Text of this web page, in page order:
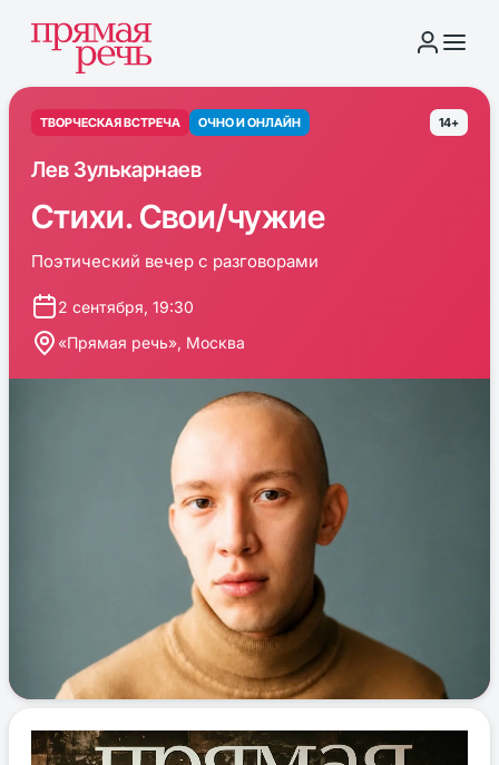
ТВОРЧЕСКАЯ ВСТРЕЧА ОЧНО И ОНЛАЙН 14+
Лев Зулькарнаев
Стихи. Свои/чужие
Поэтический вечер с разговорами
2 сентября, 19:30
«Прямая речь», Москва